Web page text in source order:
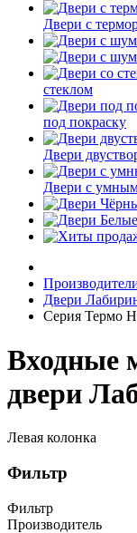
Двери с
стеклом
под покраску
Двери
Двери с
Двери
Серия Термо
Входные
двери
Левая колонка
Фильтр
Фильтр
Производитель